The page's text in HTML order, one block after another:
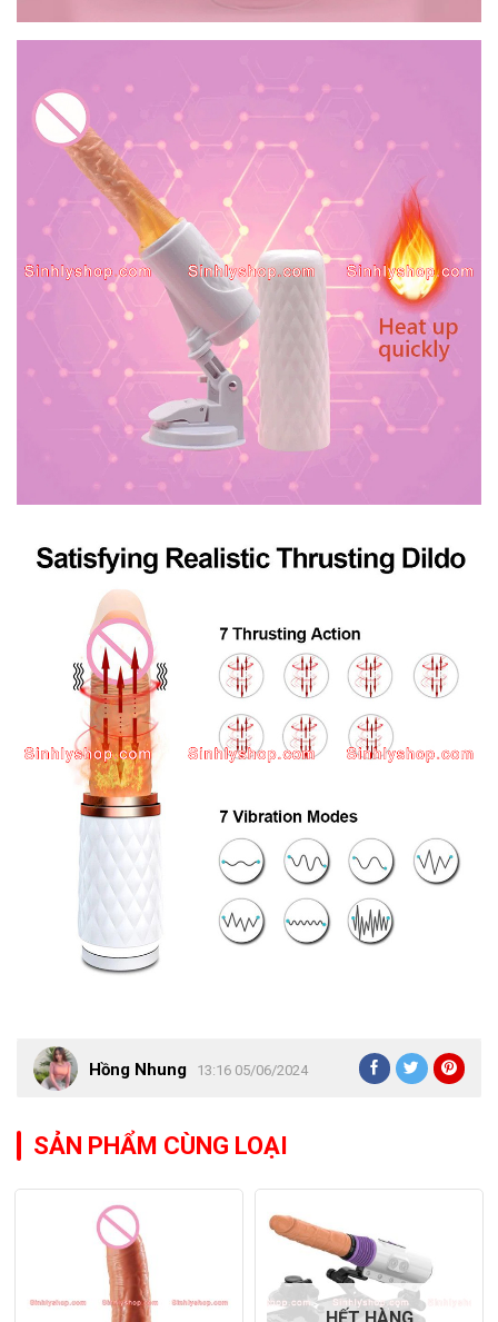
Hồng Nhung 13:16 05/06/2024
SẢN PHẨM CÙNG LOẠI